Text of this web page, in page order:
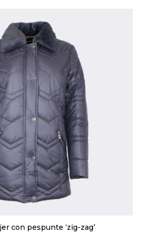
opciones
se
pueden
en
la
página
de
producto
con pespunte ‘zig-zag’